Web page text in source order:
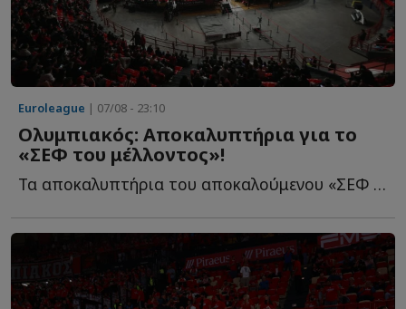
Euroleague | 07/08 - 23:10
Ολυμπιακός: Αποκαλυπτήρια για το
«ΣΕΦ του μέλλοντος»!
Τα αποκαλυπτήρια του αποκαλούμενου «ΣΕΦ του μέλλοντος» θ...